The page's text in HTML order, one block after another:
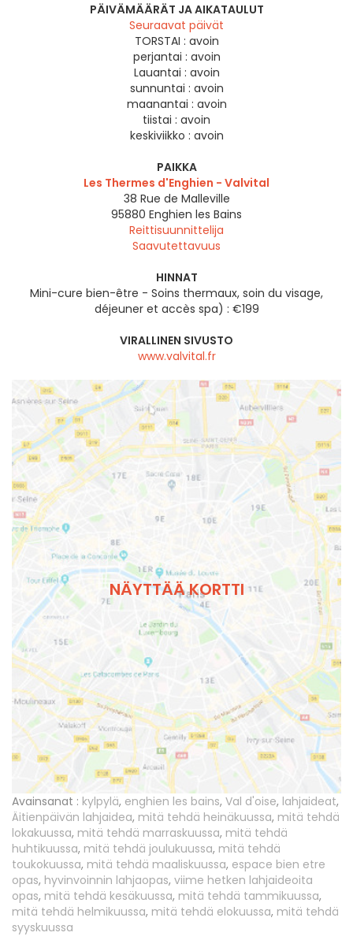
PÄIVÄMÄÄRÄT JA AIKATAULUT
Seuraavat päivät
TORSTAI : avoin
perjantai : avoin
Lauantai : avoin
sunnuntai : avoin
maanantai : avoin
tiistai : avoin
keskiviikko : avoin
PAIKKA
Les Thermes d'Enghien - Valvital
38 Rue de Malleville
95880 Enghien les Bains
Reittisuunnittelija
Saavutettavuus
HINNAT
Mini-cure bien-être - Soins thermaux, soin du visage,
déjeuner et accès spa) : €199
VIRALLINEN SIVUSTO
www.valvital.fr
NÄYTTÄÄ KORTTI
Avainsanat : kylpylä, enghien les bains, Val d'oise, lahjaideat,
Äitienpäivän lahjaidea, mitä tehdä heinäkuussa, mitä tehdä
lokakuussa, mitä tehdä marraskuussa, mitä tehdä
huhtikuussa, mitä tehdä joulukuussa, mitä tehdä
toukokuussa, mitä tehdä maaliskuussa, espace bien etre
opas, hyvinvoinnin lahjaopas, viime hetken lahjaideoita
opas, mitä tehdä kesäkuussa, mitä tehdä tammikuussa,
mitä tehdä helmikuussa, mitä tehdä elokuussa, mitä tehdä
syyskuussa